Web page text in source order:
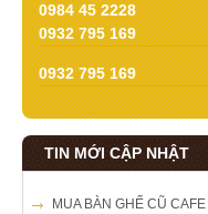
0984 45 2228
0932 795 169
0932 795 169
TIN MỚI CẬP NHẬT
MUA BÀN GHẾ CŨ